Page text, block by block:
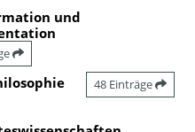
und
48 Einträge